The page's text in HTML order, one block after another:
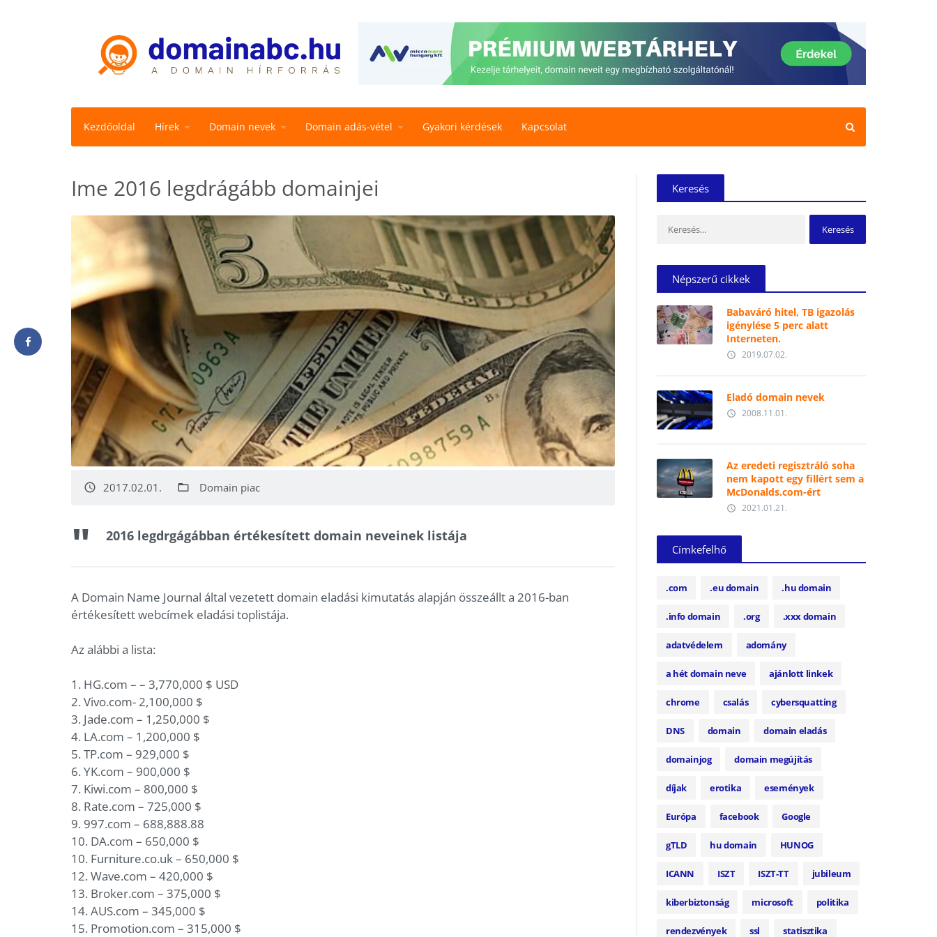
Kezdőoldal Hírek Domain nevek Domain adás-vétel Gyakori kérdések Kapcsolat
Ime 2016 legdrágább domainjei
access_time 2017.02.01. folder_open Domain piac
2016 legdrgágábban értékesített domain neveinek listája
A Domain Name Journal által vezetett domain eladási kimutatás alapján összeállt a 2016-ban
értékesített webcímek eladási toplistája.
Az alábbi a lista:
1. HG.com – – 3,770,000 $ USD
2. Vivo.com- 2,100,000 $
3. Jade.com – 1,250,000 $
4. LA.com – 1,200,000 $
5. TP.com – 929,000 $
6. YK.com – 900,000 $
7. Kiwi.com – 800,000 $
8. Rate.com – 725,000 $
9. 997.com – 688,888.88
10. DA.com – 650,000 $
10. Furniture.co.uk – 650,000 $
12. Wave.com – 420,000 $
13. Broker.com – 375,000 $
14. AUS.com – 345,000 $
15. Promotion.com – 315,000 $
Keresés
Népszerű cikkek
Babaváró hitel, TB igazolás
igénylése 5 perc alatt
Interneten.
access_time 2019.07.02.
Eladó domain nevek
access_time 2008.11.01.
Az eredeti regisztráló soha
nem kapott egy fillért sem a
McDonalds.com-ért
access_time 2021.01.21.
Címkefelhő
.com .eu domain .hu domain
.info domain .org .xxx domain
adatvédelem adomány
a hét domain neve ajánlott linkek
chrome csalás cybersquatting
DNS domain domain eladás
domainjog domain megújítás
díjak erotika események
Európa facebook Google
gTLD hu domain HUNOG
ICANN ISZT ISZT-TT jubileum
kiberbiztonság microsoft politika
rendezvények ssl statisztika